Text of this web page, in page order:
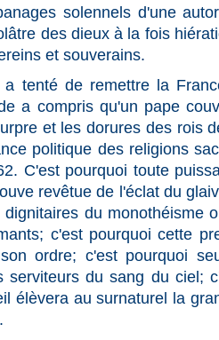
solennels d'une
des dieux à la fois
et souverains.
a tenté de remettre la
a compris qu'un pape
et les dorures des rois
politique des religions
C'est pourquoi toute
revêtue de l'éclat du
du monothéisme
c'est pourquoi cette
ordre; c'est pourquoi
serviteurs du sang du ciel;
élèvera au surnaturel la